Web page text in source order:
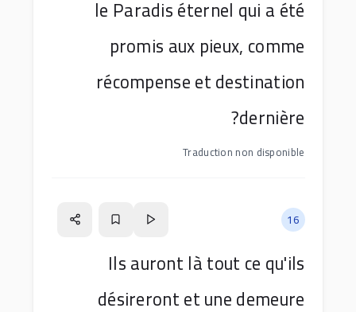
le Paradis éternel qui a été
promis aux pieux, comme
récompense et destination
dernière?
Traduction non disponible
16
Ils auront là tout ce qu'ils
désireront et une demeure